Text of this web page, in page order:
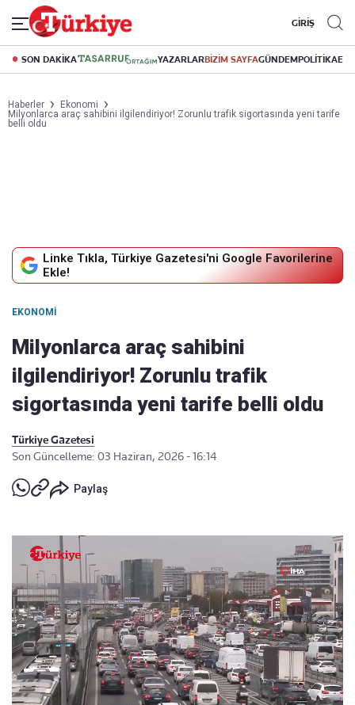
GİRİŞ
SON DAKİKA YAZARLARBİZİM SAYFAGÜNDEMPOLİTİKA
Haberler
Ekonomi
Milyonlarca araç sahibini ilgilendiriyor! Zorunlu trafik sigortasında yeni tarife
belli oldu
Linke Tıkla, Türkiye Gazetesi'ni Google Favorilerine
Ekle!
EKONOMI
Milyonlarca araç sahibini
ilgilendiriyor! Zorunlu trafik
sigortasında yeni tarife belli oldu
Türkiye Gazetesi
Son Güncelleme: 03 Haziran, 2026 - 16:14
Paylaş